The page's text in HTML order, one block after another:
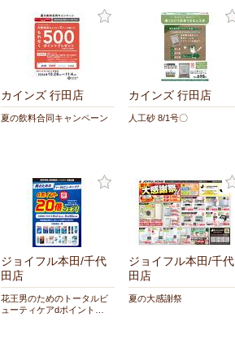
カインズ 行田店
夏の飲料合同キャンペーン
カインズ 行田店
人工砂 8/1号〇
ジョイフル本田/千代
田店
花王男のためのトータルビ
ューティケアdポイント…
ジョイフル本田/千代
田店
夏の大感謝祭